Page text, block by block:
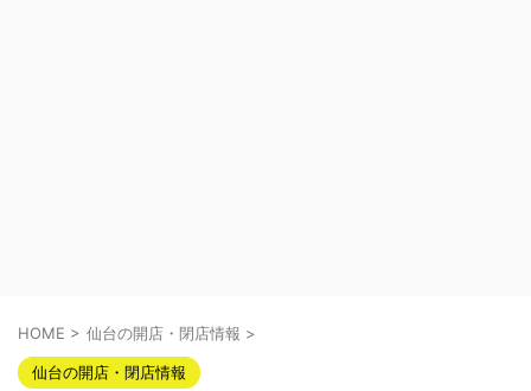
HOME > 仙台の開店・閉店情報 >
仙台の開店・閉店情報